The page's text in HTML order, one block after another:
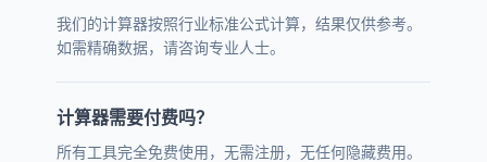
我们的计算器按照行业标准公式计算，结果仅供参考。
如需精确数据，请咨询专业人士。
计算器需要付费吗？
所有工具完全免费使用，无需注册，无任何隐藏费用。